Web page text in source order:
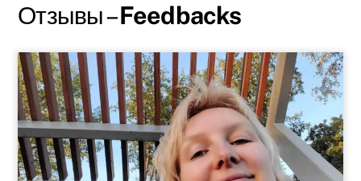
Отзывы –Feedbacks